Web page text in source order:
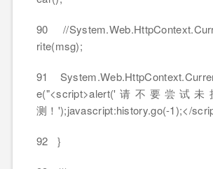
90 //
rite(msg);
91
e("<script>alert('请不要尝试
测！');javascript:history.go(-1);</
92 }